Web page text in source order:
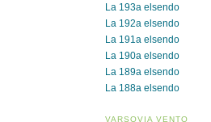
La 193a elsendo
La 192a elsendo
La 191a elsendo
La 190a elsendo
La 189a elsendo
La 188a elsendo
VARSOVIA VENTO